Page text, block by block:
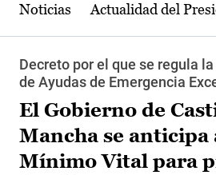
Noticias Actualidad del
Decreto por el que se regula
de Ayudas de Emergencia
El Gobierno de
Mancha se anticipa
Mínimo Vital para